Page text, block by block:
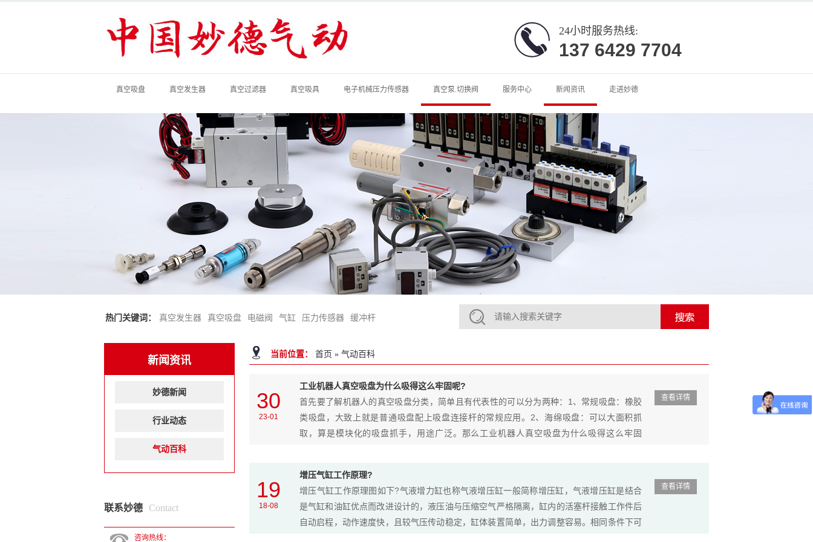
24小时服务热线:
137 6429 7704
真空吸盘 真空发生器 真空过滤器 真空吸具 电子机械压力传感器 真空泵.切换阀 服务中心 新闻资讯 走进妙德
热门关键词： 真空发生器 真空吸盘 电磁阀 气缸 压力传感器 缓冲杆
当前位置： 首页 » 气动百科
查看详情
30
23-01
工业机器人真空吸盘为什么吸得这么牢固呢?
首先要了解机器人的真空吸盘分类，简单且有代表性的可以分为两种：1、常规吸盘：橡胶
类吸盘，大致上就是普通吸盘配上吸盘连接杆的常规应用。2、海绵吸盘：可以大面积抓
取，算是模块化的吸盘抓手，用途广泛。那么工业机器人真空吸盘为什么吸得这么牢固
查看详情
19
18-08
增压气缸工作原理?
增压气缸工作原理图如下?气液增力缸也称气液增压缸一般简称增压缸，气液增压缸是结合
是气缸和油缸优点而改进设计的，液压油与压缩空气严格隔离，缸内的活塞杆接触工作件后
自动启程，动作速度快，且较气压传动稳定，缸体装置简单，出力调整容易。相同条件下可
新闻资讯
妙德新闻
行业动态
气动百科
联系妙德 Contact
咨询热线：